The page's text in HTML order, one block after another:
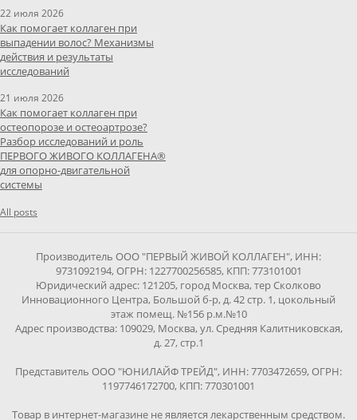
22 июля 2026
Как помогает коллаген при
выпадении волос? Механизмы
действия и результаты
исследований
21 июля 2026
Как помогает коллаген при
остеопорозе и остеоартрозе?
Разбор исследований и роль
ПЕРВОГО ЖИВОГО КОЛЛАГЕНА®
для опорно-двигательной
системы
All posts
Производитель ООО "ПЕРВЫЙ ЖИВОЙ КОЛЛАГЕН", ИНН:
9731092194, ОГРН: 1227700256585, КПП: 773101001
Юридический адрес: 121205, город Москва, тер Сколково
Инновационного Центра, Большой б-р, д. 42 стр. 1, цокольный
этаж помещ. №156 р.м.№10
Адрес производства: 109029, Москва, ул. Средняя Калитниковская,
д. 27, стр.1
Представитель ООО "ЮНИЛАЙФ ТРЕЙД", ИНН: 7703472659, ОГРН:
1197746172700, КПП: 770301001
Товар в интернет-магазине не является лекарственным средством.